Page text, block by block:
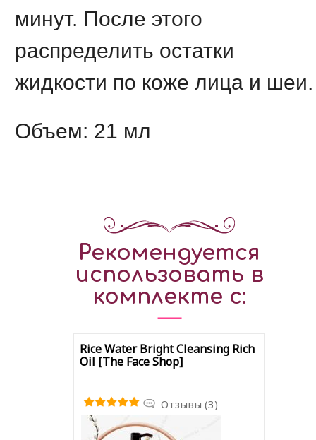
минут. После этого
распределить остатки
жидкости по коже лица и шеи.
Объем: 21 мл
Рекомендуется
использовать в
комплекте с:
Rice Water Bright Cleansing Rich
Oil [The Face Shop]
Отзывы (3)